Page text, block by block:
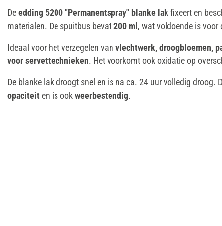
Deedding 5200 "Permanentspray" blanke lak fixeert en
materialen. De spuitbus bevat200 ml, wat voldoende is voor
Ideaal voor het verzegelen van vlechtwerk, droogbloemen,
voor servettechnieken. Het voorkomt ook oxidatie op
De blanke lak droogt snel en is na ca. 24 uur volledig droog.
opaciteit en is ookweerbestendig.